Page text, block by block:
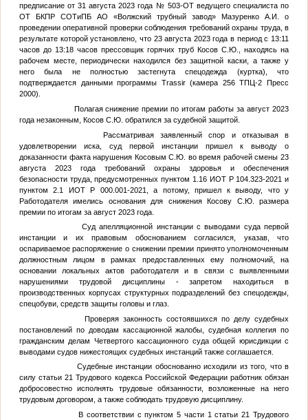
предписание от 31 августа 2023 года № 503-ОТ ведущего специалиста по
ОТ БКПР СОТиПБ АО «Волжский трубный завод» Мазуренко А.И. о
проведении оперативной проверки соблюдения требований охраны труда, в
результате которой установлено, что 23 августа 2023 года в период с 13:11
часов до 13:18 часов прессовщик горячих труб Косов С.Ю., находясь на
рабочем месте, периодически находился без защитной каски, а также у
него была не полностью застегнута спецодежда (куртка), что
подтверждается данными программы Trassir (камера 256 ТПЦ-2 Пресс
2000).
Полагая снижение премии по итогам работы за август 2023
года незаконным, Косов С.Ю. обратился за судебной защитой.
Рассматривая заявленный спор и отказывая в
удовлетворении иска, суд первой инстанции пришел к выводу о
доказанности факта нарушения Косовым С.Ю. во время рабочей смены 23
августа 2023 года требований охраны здоровья и обеспечения
безопасности труда, предусмотренных пунктом 1.16 ИОТ Р 104.323-2021 и
пунктом 2.1 ИОТ Р 000.001-2021, а потому, пришел к выводу, что у
Работодателя имелись основания для снижения Косову С.Ю. размера
премии по итогам за август 2023 года.
Суд апелляционной инстанции с выводами суда первой
инстанции и их правовым обоснованием согласился, указав, что
оспариваемое распоряжение о снижении премии принято уполномоченным
должностным лицом в рамках предоставленных ему полномочий, на
основании локальных актов работодателя и в связи с выявленными
нарушениями трудовой дисциплины - запретом находиться в
производственных корпусах структурных подразделений без спецодежды,
спецобуви, средств защиты головы и глаз.
Проверяя законность состоявшихся по делу судебных
постановлений по доводам кассационной жалобы, судебная коллегия по
гражданским делам Четвертого кассационного суда общей юрисдикции с
выводами судов нижестоящих судебных инстанций также соглашается.
Судебные инстанции обоснованно исходили из того, что в
силу статьи 21 Трудового кодекса Российской Федерации работник обязан
добросовестно исполнять трудовые обязанности, возложенные на него
трудовым договором, а также соблюдать трудовую дисциплину.
В соответствии с пунктом 5 части 1 статьи 21 Трудового